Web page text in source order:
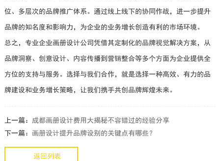
位、多层次的品牌推广体系。通过线上线下的协同作战，进一步提升
品牌的知名度和影响力，为企业的业务增长创造有利的市场环境。
总之，专业企业画册设计公司凭借其定制化的品牌视觉解决方案，从
品牌洞察、创意设计、内容传播到营销整合等多个方面为企业提供全
方位的支持与服务。选择与我们合作，就是选择一种高效、有力的品
牌建设和业务增长策略，让我们携手共创品牌辉煌未来。
上一篇： 成都画册设计费用大揭秘不容错过的经验分享
下一篇： 画册设计提升品牌设别的关键点有哪些？
返回列表